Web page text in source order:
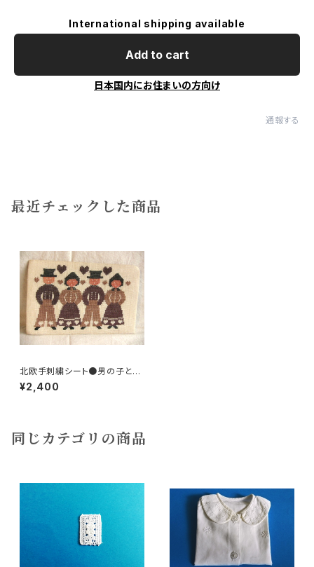
International shipping available
Add to cart
日本国内にお住まいの方向け
通報する
最近チェックした商品
北欧手刺繍シート●男の子と女
の子
¥2,400
同じカテゴリの商品